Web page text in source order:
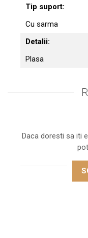
Tip suport:
Cu sarma
Detalii:
Plasa
Daca doresti sa iti